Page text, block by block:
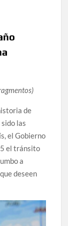
de
las
el Gobierno
el tránsito
a
deseen